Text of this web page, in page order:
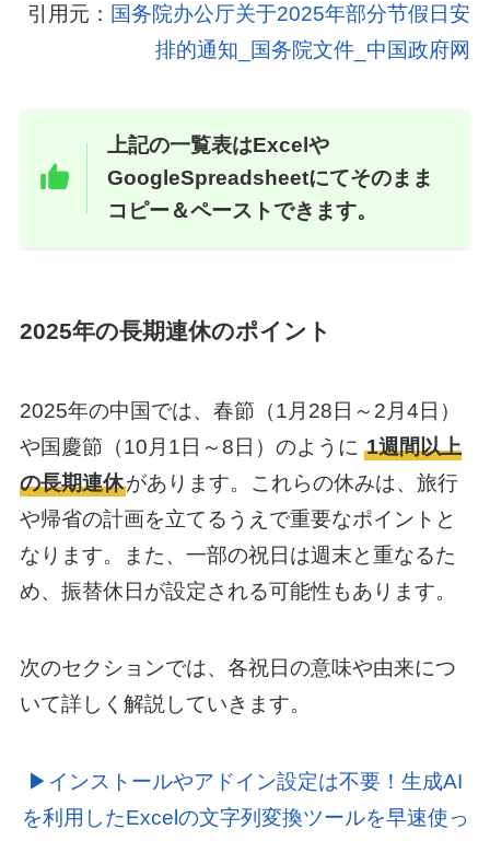
引用元： 国务院办公厅关于2025年部分节假日安
排的通知_国务院文件_中国政府网
上記の一覧表はExcelや
GoogleSpreadsheetにてそのまま
コピー＆ペーストできます。
2025年の長期連休のポイント
2025年の中国では、春節（1月28日～2月4日）
や国慶節（10月1日～8日）のように 1週間以上
の長期連休があります。これらの休みは、旅行
や帰省の計画を立てるうえで重要なポイントと
なります。また、一部の祝日は週末と重なるた
め、振替休日が設定される可能性もあります。
次のセクションでは、各祝日の意味や由来につ
いて詳しく解説していきます。
▶インストールやアドイン設定は不要！生成AI
を利用したExcelの文字列変換ツールを早速使っ